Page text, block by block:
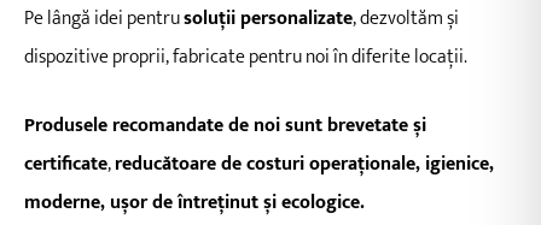
Pe lângă idei pentrusoluții personalizate, dezvoltăm și
dispozitive proprii, fabricate pentru noi în diferite locații.
Produsele recomandate de noi sunt brevetate și
certificate,reducătoare de costuri operaționale, igienice,
moderne, ușor de întreținut și ecologice.